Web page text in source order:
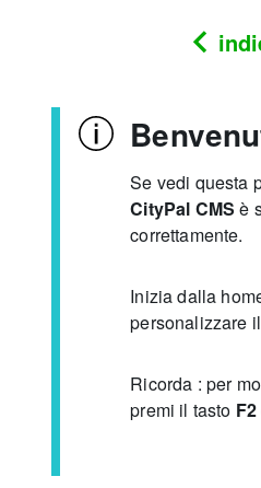
Se vedi questa
CityPal CMS è
correttamente.
Inizia dalla
personalizzare
Ricorda : per
premi il tasto F2